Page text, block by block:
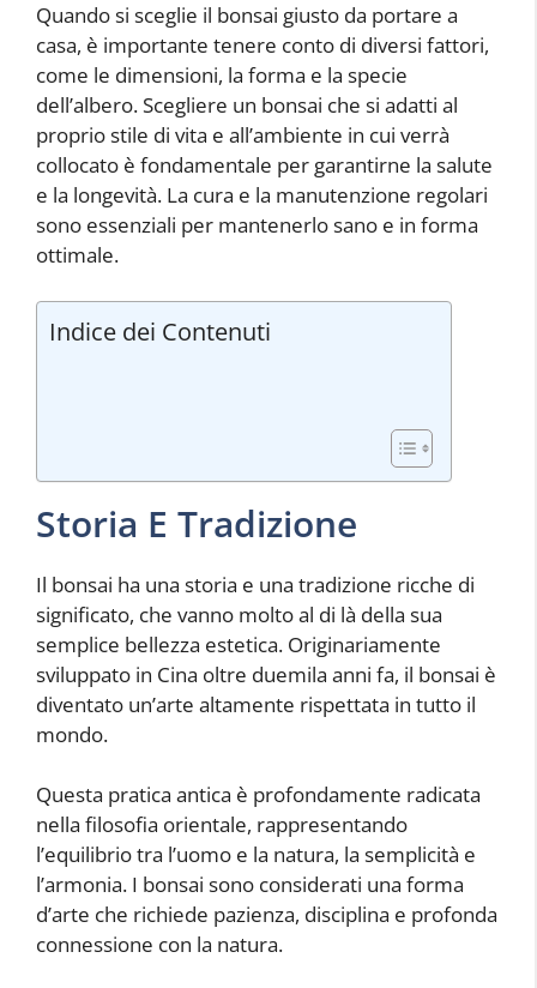
Quando si sceglie il bonsai giusto da portare a
casa, è importante tenere conto di diversi fattori,
come le dimensioni, la forma e la specie
dell’albero. Scegliere un bonsai che si adatti al
proprio stile di vita e all’ambiente in cui verrà
collocato è fondamentale per garantirne la salute
e la longevità. La cura e la manutenzione regolari
sono essenziali per mantenerlo sano e in forma
ottimale.
Indice dei Contenuti
Storia E Tradizione
Il bonsai ha una storia e una tradizione ricche di
significato, che vanno molto al di là della sua
semplice bellezza estetica. Originariamente
sviluppato in Cina oltre duemila anni fa, il bonsai è
diventato un’arte altamente rispettata in tutto il
mondo.
Questa pratica antica è profondamente radicata
nella filosofia orientale, rappresentando
l’equilibrio tra l’uomo e la natura, la semplicità e
l’armonia. I bonsai sono considerati una forma
d’arte che richiede pazienza, disciplina e profonda
connessione con la natura.